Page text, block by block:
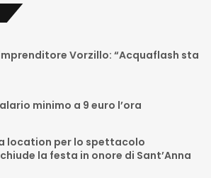
Vorzillo: “Acquaflash sta
minimo a 9 euro l’ora
location per lo spettacolo
la festa in onore di Sant’Anna